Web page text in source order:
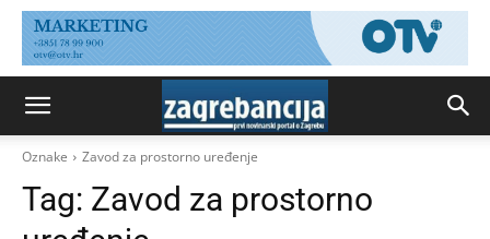
Oznake Zavod za prostorno uređenje
Tag: Zavod za prostorno